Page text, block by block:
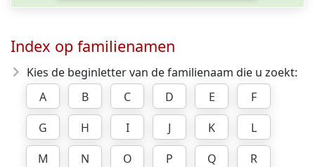
Index op familienamen
Kies de beginletter van de familienaam die u zoekt:
A
B C D E
F
G
H I J K
L
M
N O P Q
R